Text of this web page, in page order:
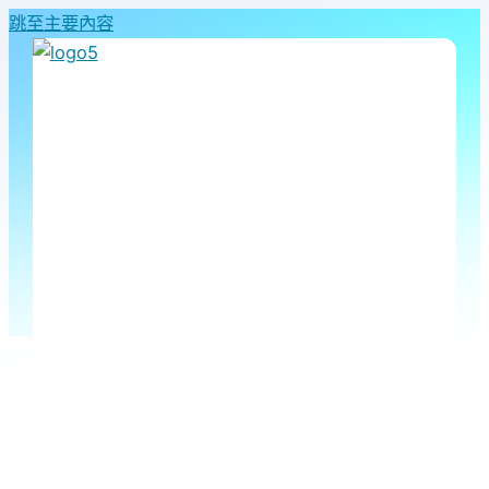
跳至主要內容